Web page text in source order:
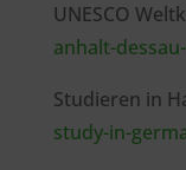
UNESCO
anhalt-
Studieren in
study-in-